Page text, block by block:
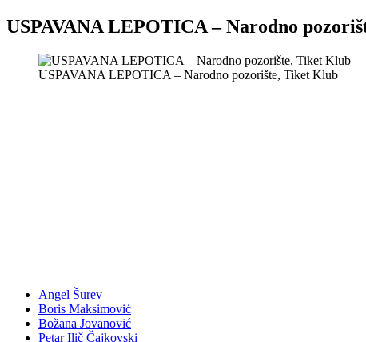
USPAVANA LEPOTICA – Nаrodno
USPAVANA LEPOTICA – Nаrodno pozorište, Tiket Klub
Angel Šurev
Boris Maksimović
Božana Jovanović
Petar Ilič Čajkovski